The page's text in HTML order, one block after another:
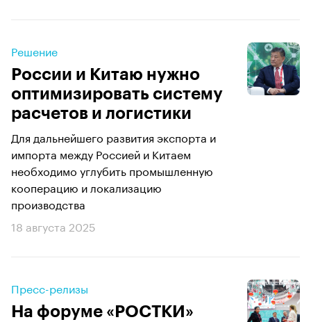
Решение
России и Китаю нужно
оптимизировать систему
расчетов и логистики
Для дальнейшего развития экспорта и
импорта между Россией и Китаем
необходимо углубить промышленную
кооперацию и локализацию
производства
18 августа 2025
Пресс-релизы
На форуме «РОСТКИ»